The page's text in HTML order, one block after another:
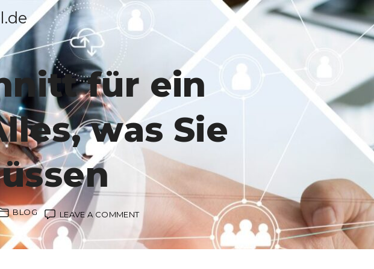
für ein
was Sie
BLOG LEAVE A COMMENTON
NOTENDURCHSCHNITT
FÜR
EIN